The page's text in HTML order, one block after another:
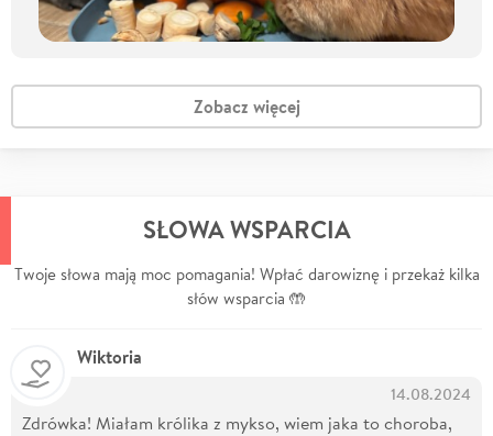
Zobacz więcej
SŁOWA WSPARCIA
Twoje słowa mają moc pomagania! Wpłać darowiznę i przekaż kilka
słów wsparcia 🤲
Wiktoria
14.08.2024
Zdrówka! Miałam królika z mykso, wiem jaka to choroba,